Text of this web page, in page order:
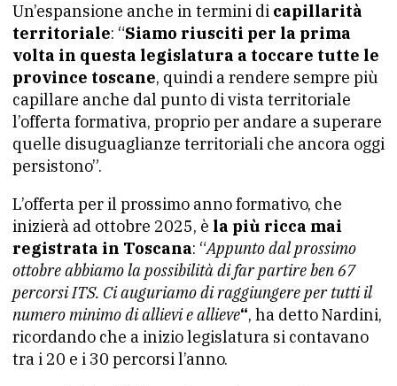
Un’espansione anche in termini di capillarità
territoriale: “Siamo riusciti per la prima
volta in questa legislatura a toccare tutte le
province toscane, quindi a rendere sempre più
capillare anche dal punto di vista territoriale
l’offerta formativa, proprio per andare a superare
quelle disuguaglianze territoriali che ancora oggi
persistono”.
L’offerta per il prossimo anno formativo, che
inizierà ad ottobre 2025, è la più ricca mai
registrata in Toscana: “Appunto dal prossimo
ottobre abbiamo la possibilità di far partire ben 67
percorsi ITS. Ci auguriamo di raggiungere per tutti il
numero minimo di allievi e allieve“, ha detto Nardini,
ricordando che a inizio legislatura si contavano
tra i 20 e i 30 percorsi l’anno.